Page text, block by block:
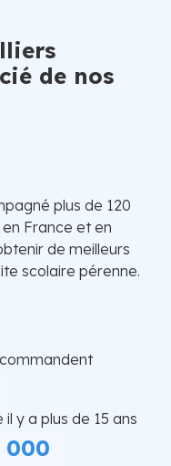
de nos
plus de 120
France et en
de meilleurs
scolaire pérenne.
y a plus de 15 ans
000